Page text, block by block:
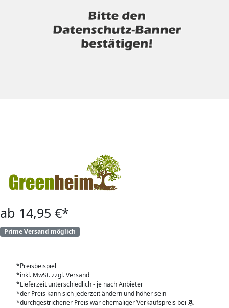
ab 14,95 €*
Prime Versand möglich
*Preisbeispiel
*inkl. MwSt. zzgl. Versand
*Lieferzeit unterschiedlich - je nach Anbieter
*der Preis kann sich jederzeit ändern und höher sein
*durchgestrichener Preis war ehemaliger Verkaufspreis bei